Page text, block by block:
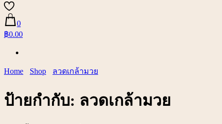
0
฿0.00
Home Shop ลวดเกล้ามวย
ป้ายกำกับ: ลวดเกล้ามวย